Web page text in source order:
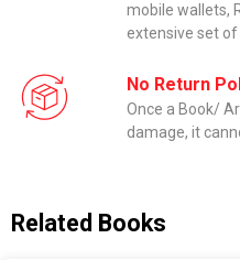
mobile wallets,
extensive set
No Return
Once a Book/
damage, it
Related Books